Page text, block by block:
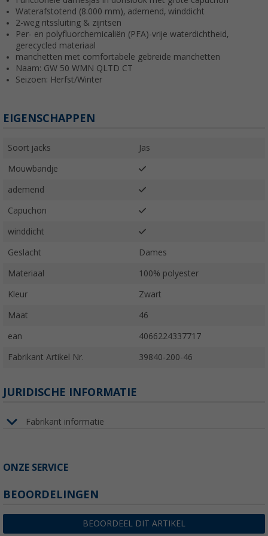
Waterafstotend (8.000 mm), ademend, winddicht
2-weg ritssluiting & zijritsen
Per- en polyfluorchemicaliën (PFA)-vrije waterdichtheid,
gerecycled materiaal
manchetten met comfortabele gebreide manchetten
Naam: GW 50 WMN QLTD CT
Seizoen: Herfst/Winter
EIGENSCHAPPEN
Soort jacks Jas
Mouwbandje
ademend
Capuchon
winddicht
Geslacht Dames
Materiaal 100% polyester
Kleur Zwart
Maat 46
ean 4066224337717
Fabrikant Artikel Nr. 39840-200-46
JURIDISCHE INFORMATIE
Fabrikant informatie
ONZE SERVICE
BEOORDELINGEN
BEOORDEEL DIT ARTIKEL